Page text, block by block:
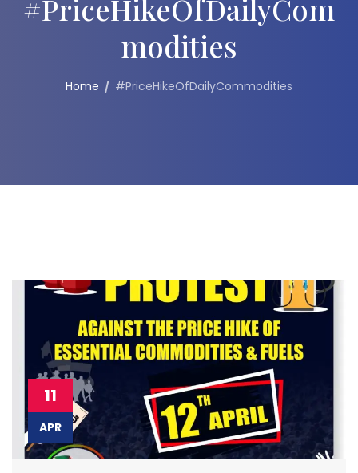
#PriceHikeOfDailyCom
Modities
Home #PriceHikeOfDailyCommodities
11
APR